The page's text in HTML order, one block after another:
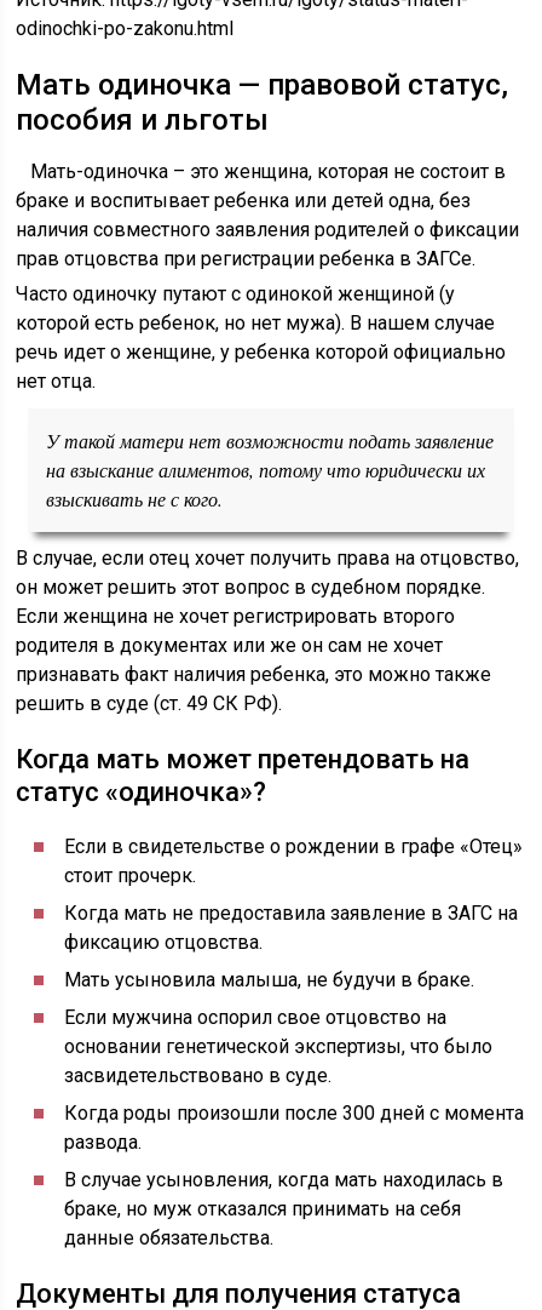
odinochki-po-zakonu.html
Мать одиночка — правовой статус,
пособия и льготы
Мать-одиночка – это женщина, которая не состоит в
браке и воспитывает ребенка или детей одна, без
наличия совместного заявления родителей о фиксации
прав отцовства при регистрации ребенка в ЗАГСе.
Часто одиночку путают с одинокой женщиной (у
которой есть ребенок, но нет мужа). В нашем случае
речь идет о женщине, у ребенка которой официально
нет отца.
У такой матери нет возможности подать заявление
на взыскание алиментов, потому что юридически их
взыскивать не с кого.
В случае, если отец хочет получить права на отцовство,
он может решить этот вопрос в судебном порядке.
Если женщина не хочет регистрировать второго
родителя в документах или же он сам не хочет
признавать факт наличия ребенка, это можно также
решить в суде (ст. 49 СК РФ).
Когда мать может претендовать на
статус «одиночка»?
Если в свидетельстве о рождении в графе «Отец»
стоит прочерк.
Когда мать не предоставила заявление в ЗАГС на
фиксацию отцовства.
Мать усыновила малыша, не будучи в браке.
Если мужчина оспорил свое отцовство на
основании генетической экспертизы, что было
засвидетельствовано в суде.
Когда роды произошли после 300 дней с момента
развода.
В случае усыновления, когда мать находилась в
браке, но муж отказался принимать на себя
данные обязательства.
Документы для получения статуса